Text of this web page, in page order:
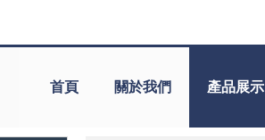
首頁 關於我們 產品展示